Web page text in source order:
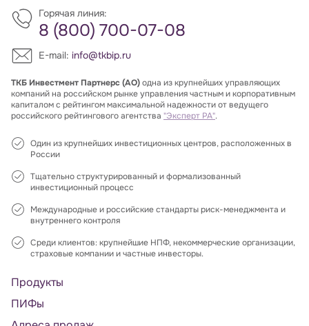
Горячая линия:
8 (800) 700-07-08
E-mail: info@tkbip.ru
ТКБ Инвестмент Партнерс (АО)одна из крупнейших управляющих
компаний на российском рынке управления частным и корпоративным
капиталом с рейтингом максимальной надежности от ведущего
российского рейтингового агентства "Эксперт РА".
Один из крупнейших инвестиционных центров, расположенных в
России
Тщательно структурированный и формализованный
инвестиционный процесс
Международные и российские стандарты риск-менеджмента и
внутреннего контроля
Среди клиентов: крупнейшие НПФ, некоммерческие организации,
страховые компании и частные инвесторы.
Продукты
ПИФы